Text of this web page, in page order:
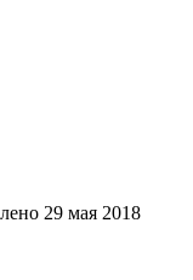
29 мая 2018